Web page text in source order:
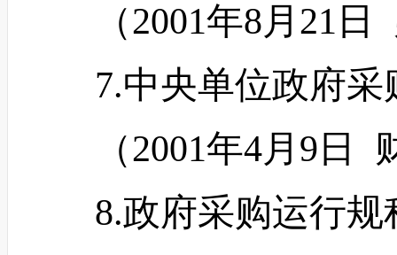
（2001年8月21
7.中央单位政府采
（2001年4月9日
8.政府采购运行规